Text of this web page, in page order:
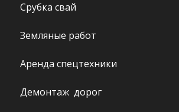
Срубка свай
Земляные работ
Аренда спецтехники
Демонтаж дорог